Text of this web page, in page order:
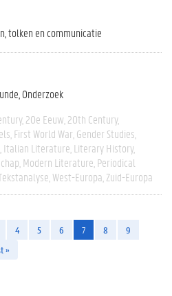
tolken en communicatie
Onderzoek
20e Eeuw 20th Century
First World War Gender Studies
Italian Literature Literary History
Modern Literature Periodical
West-Europa Zuid-Europa
4 5 6 7 8
9
»